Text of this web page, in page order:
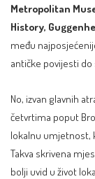
Metropolitan
History,
među
antičke povijesti
No, izvan glavnih
četvrtima poput
lokalnu umjetnost,
Takva skrivena
bolji uvid u život